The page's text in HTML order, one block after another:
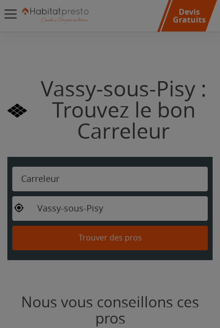
Devis
Gratuits
Vassy-sous-Pisy :
Trouvez le bon
Carreleur
Carreleur
Vassy-sous-Pisy
Trouver des pros
Nous vous conseillons ces
pros